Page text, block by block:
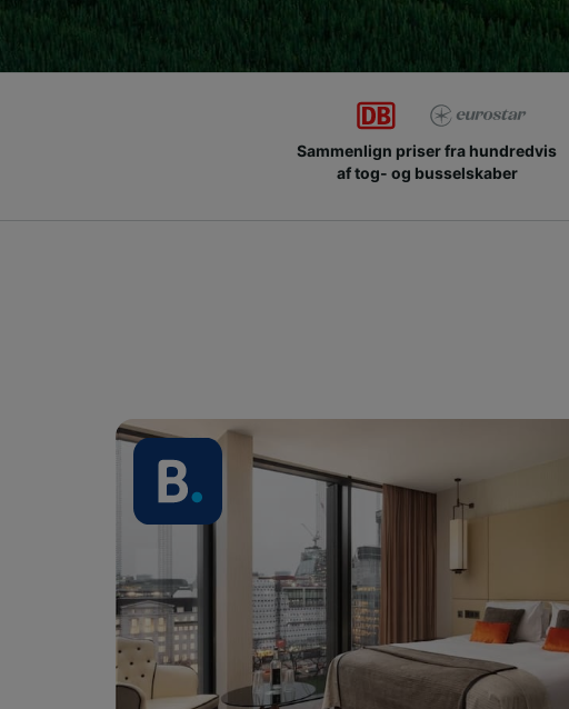
Sammenlign priser fra hundredvis
af tog- og busselskaber